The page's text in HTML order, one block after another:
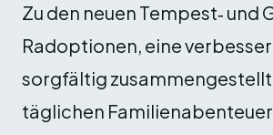
Zu den neuen Tempest‑
Radoptionen, eine
sorgfältig
täglichen